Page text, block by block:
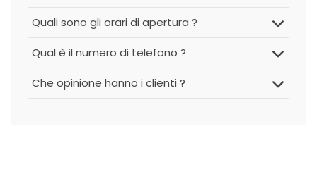
Quali sono gli orari di apertura ?
Qual è il numero di telefono ?
Che opinione hanno i clienti ?